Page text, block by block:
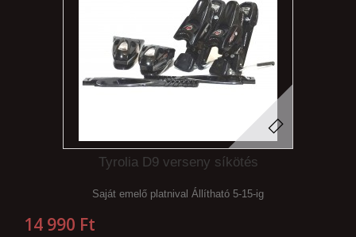
Tyrolia D9 verseny síkötés
Saját emelő platnival Állítható 5-15-ig
14 990 Ft‎